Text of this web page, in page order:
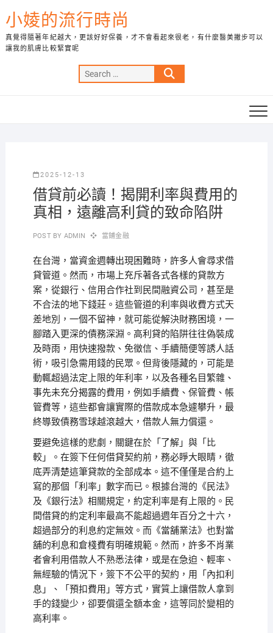
to
content
小婈的流行時尚
真覺得隨著年紀越大，更該好好保養，才不會看起來很老，有什麼醫美撇步可以
讓我的肌膚比較緊實呢
Search
…
2025-12-13
借貸前必讀！揭開利率與費用的
真相，遠離高利貸的致命陷阱
POST BY ADMIN 當鋪金融
在台灣，當資金週轉出現困難時，許多人會尋求借
貸管道。然而，市場上充斥著各式各樣的貸款方
案，從銀行、信用合作社到民間融資公司，甚至是
不合法的地下錢莊。這些管道的利率與收費方式天
差地別，一個不留神，就可能從解決財務困境，一
腳踏入更深的債務深淵。高利貸的陷阱往往偽裝成
及時雨，用快速撥款、免徵信、手續簡便等誘人話
術，吸引急需用錢的民眾。但背後隱藏的，可能是
動輒超過法定上限的年利率，以及各種名目繁雜、
事先未充分揭露的費用，例如手續費、保管費、帳
管費等，這些都會讓實際的借款成本急遽攀升，最
終導致債務雪球越滾越大，借款人無力償還。
要避免這樣的悲劇，關鍵在於「了解」與「比
較」。在簽下任何借貸契約前，務必睜大眼睛，徹
底弄清楚這筆貸款的全部成本。這不僅僅是合約上
寫的那個「利率」數字而已。根據台灣的《民法》
及《銀行法》相關規定，約定利率是有上限的。民
間借貸的約定利率最高不能超過週年百分之十六，
超過部分的利息約定無效。而《當舖業法》也對當
舖的利息和倉棧費有明確規範。然而，許多不肖業
者會利用借款人不熟悉法律，或是在急迫、輕率、
無經驗的情況下，簽下不公平的契約，用「內扣利
息」、「預扣費用」等方式，實質上讓借款人拿到
手的錢變少，卻要償還全額本金，這等同於變相的
高利率。